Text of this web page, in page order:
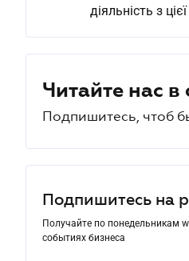
діяльність з
Читайте нас в
Подпишитесь, чтоб
Подпишитесь на
Получайте по понедельникам
событиях бизнеса